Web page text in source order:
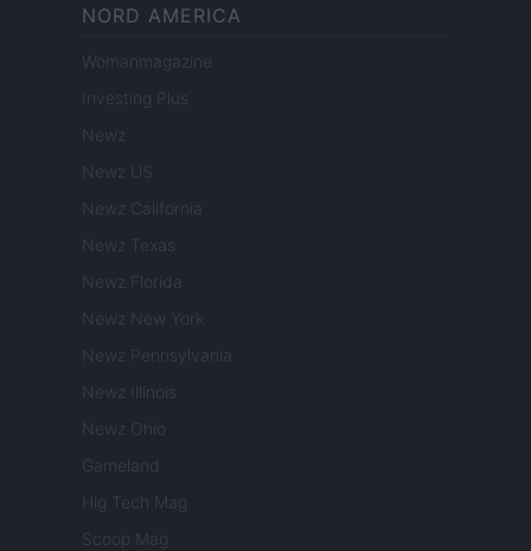
NORD AMERICA
Womanmagazine
Investing Plus
Newz
Newz US
Newz California
Newz Texas
Newz Florida
Newz New York
Newz Pennsylvania
Newz Illinois
Newz Ohio
Gameland
Hig Tech Mag
Scoop Mag